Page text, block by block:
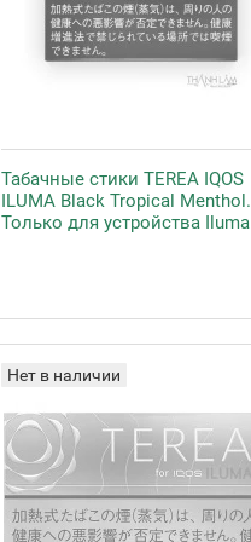
Табачные стики TEREA IQOS
ILUMA Black Tropical Menthol.
Только для устройства Iluma
Нет в наличии